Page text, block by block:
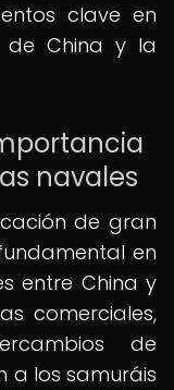
clave en
de China y la
navales
de gran
en
entre China y
comerciales,
de
a los samuráis